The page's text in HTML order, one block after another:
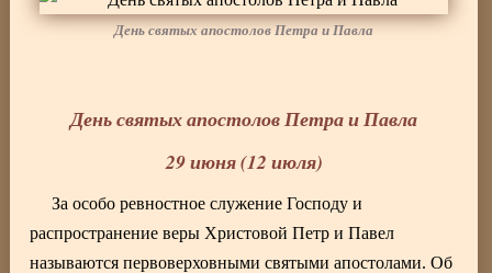
День святых апостолов Петра и Павла
День святых апостолов Петра и Павла
29 июня (12 июля)
За особо ревностное служение Господу и
распространение веры Христовой Петр и Павел
называются первоверховными святыми апостолами. Об